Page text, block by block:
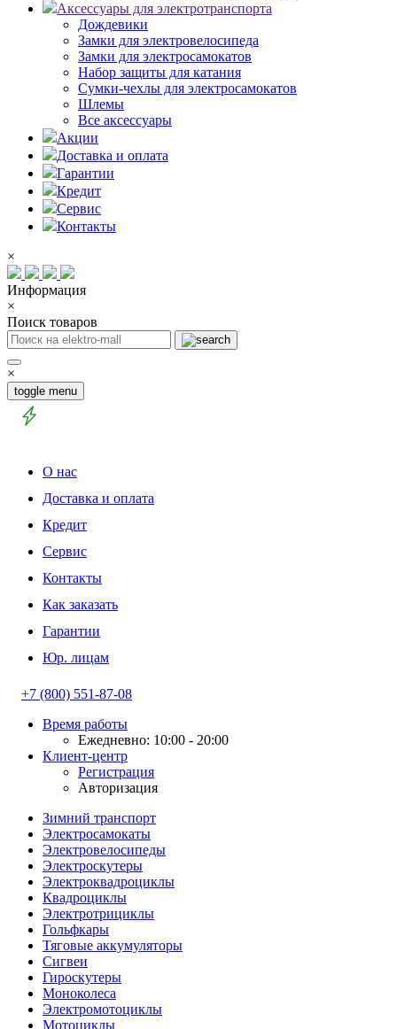
Аксессуары для электротранспорта
Дождевики
Замки для электровелосипеда
Замки для электросамокатов
Набор защиты для катания
Сумки-чехлы для электросамокатов
Шлемы
Все аксессуары
Акции
Доставка и оплата
Гарантии
Кредит
Сервис
Контакты
×
Информация
×
Поиск товаров
×
toggle menu
О нас
Доставка и оплата
Кредит
Сервис
Контакты
Как заказать
Гарантии
Юр. лицам
+7 (800) 551-87-08
Время работы
Ежедневно: 10:00 - 20:00
Клиент-центр
Регистрация
Авторизация
Зимний транспорт
Электросамокаты
Электровелосипеды
Электроскутеры
Электроквадроциклы
Квадроциклы
Электротрициклы
Гольфкары
Тяговые аккумуляторы
Сигвеи
Гироскутеры
Моноколеса
Электромотоциклы
Мотоциклы